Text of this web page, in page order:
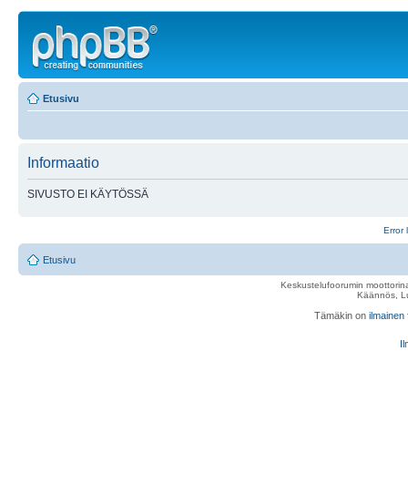
Etusivu
Informaatio
SIVUSTO EI KÄYTÖSSÄ
Error
Etusivu
Keskustelufoorumin
Käännös,
Tämäkin on ilmainen